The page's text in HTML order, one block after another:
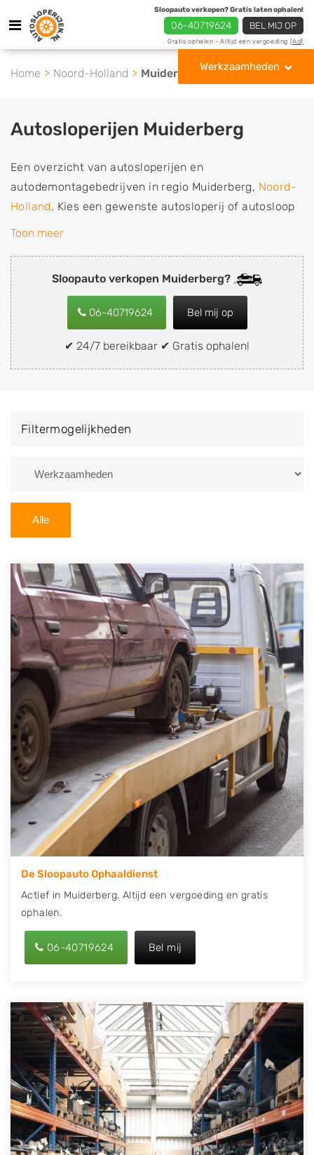
Sloopauto verkopen? Gratis laten ophalen!
06-40719624 BEL MIJ OP
Gratis ophalen - Altijd een vergoeding [Ad]
Werkzaamheden
Home Noord-Holland Muiderberg
Sloopauto verkopen Muiderberg?
06-40719624 Bel mij op
✔ 24/7 bereikbaar ✔ Gratis ophalen!
Autosloperijen Muiderberg
Een overzicht van autosloperijen en
autodemontagebedrijven in regio Muiderberg, Noord-
Holland. Kies een gewenste autosloperij of autosloop
uit de lijst die gespecialiseerd is in de verkoop van
de inkoop van sloopauto's, schadeauto's en
tweedehands auto's (ook zonder apk keuring). Wilt u
uw auto, camper, vrachtwagen, motor of brommobiel
snel en eenvoudig verkopen aan een
demontagebedrijf in de buurt, deze zelf wegbrengen
naar de sloop of deze liever laten ophalen op een
van Muiderberg en ontvang een vergoeding voor uw
Zoekt u liever naar een sloperij in een andere plaats of
U kunt er ook voor kiezen om direct uw sloopauto te
verkopen en op te laten halen door de Sloopauto
Ophaaldienst van Autosloperijen.nl. Wij kunnen uw
auto gratis ophalen in Muiderberg. Neem
telefonisch contact op of maak een terugbelafspraak.
Wilt u direct een tweedehands auto onderdelen
offerte aanvragen? Dat kan via de Onderdelenlijn! Vul
uw kenteken in en druk op verzenden.
Wij kunnen u helpen met de inkoop van auto's van
eigenlijk alle merken, zoals Alfa Romeo, Audi, BMW,
Chevrolet, Citroën, Dacia, Fiat, Ford, Honda, Hyundai,
Kia, Mazda, Mercedes Benz, Mitsubishi, Nissan, Opel,
Peugeot, Porsche, Renault, Seat, Skoda, Suzuki, Tesla,
Toyota, Volkswagen en Volvo.
Toon meer
Filtermogelijkheden
Alle
De Sloopauto Ophaaldienst
Actief in Muiderberg. Altijd een vergoeding en gratis
ophalen.
06-40719624 Bel mij